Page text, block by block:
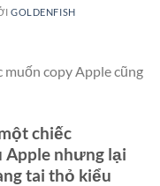
GOLDENFISH
copy Apple cũng
chiếc
Apple nhưng lại
tai thỏ kiểu